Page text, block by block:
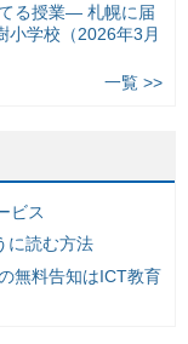
る授業— 札幌に届
小学校（2026年3月
一覧 >>
ビス
に読む方法
無料告知はICT教育